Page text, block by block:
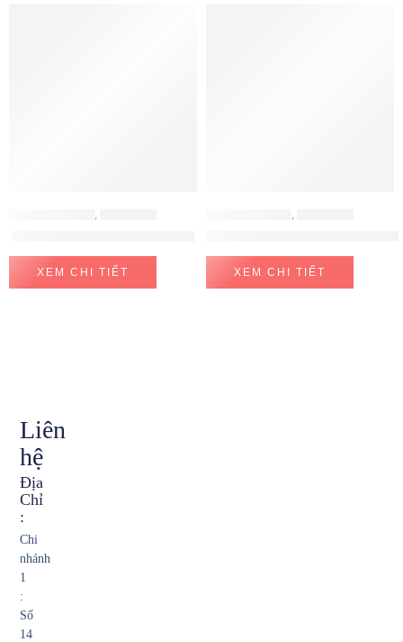
XEM CHI TIẾT XEM CHI TIẾT
Liên
hệ
Địa
Chỉ
:
Chi
nhánh
1
:
Số
14